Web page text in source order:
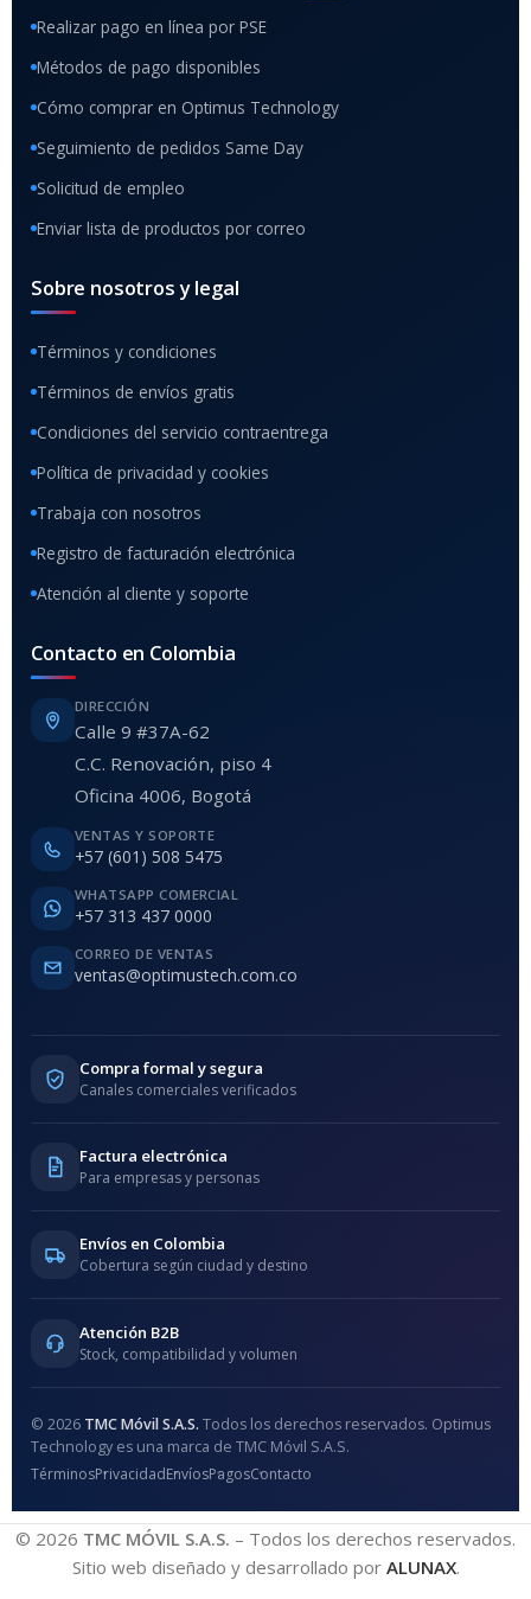
Realizar pago en línea por PSE
Métodos de pago disponibles
Cómo comprar en Optimus Technology
Seguimiento de pedidos Same Day
Solicitud de empleo
Enviar lista de productos por correo
Sobre nosotros y legal
Términos y condiciones
Términos de envíos gratis
Condiciones del servicio contraentrega
Política de privacidad y cookies
Trabaja con nosotros
Registro de facturación electrónica
Atención al cliente y soporte
Contacto en Colombia
DIRECCIÓN
Calle 9 #37A-62
C.C. Renovación, piso 4
Oficina 4006, Bogotá
VENTAS Y SOPORTE
+57 (601) 508 5475
WHATSAPP COMERCIAL
+57 313 437 0000
CORREO DE VENTAS
ventas@optimustech.com.co
Compra formal y segura
Canales comerciales verificados
Factura electrónica
Para empresas y personas
Envíos en Colombia
Cobertura según ciudad y destino
Atención B2B
Stock, compatibilidad y volumen
© 2026 TMC Móvil S.A.S. Todos los derechos reservados. Optimus
Technology es una marca de TMC Móvil S.A.S.
TérminosPrivacidadEnvíosPagosContacto
© 2026 TMC MÓVIL S.A.S. – Todos los derechos reservados.
Sitio web diseñado y desarrollado por ALUNAX.